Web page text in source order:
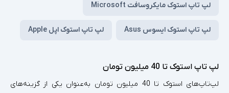
لپ تاپ استوک مایکروسافت Microsoft
لپ تاپ استوک ایسوس Asus لپ تاپ استوک اپل Apple
لپ تاپ استوک تا 40 میلیون تومان
لپ‌تاپ‌های استوک تا 40 میلیون تومان به‌عنوان یکی از گزینه‌های